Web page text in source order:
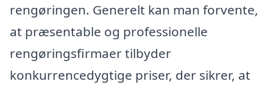
rengøringen. Generelt kan man forvente,
at præsentable og professionelle
rengøringsfirmaer tilbyder
konkurrencedygtige priser, der sikrer, at